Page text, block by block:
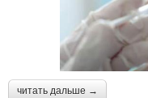
читать дальше →